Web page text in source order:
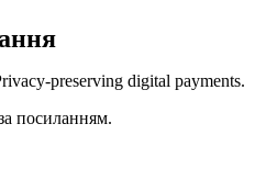
preserving digital payments.
посиланням.